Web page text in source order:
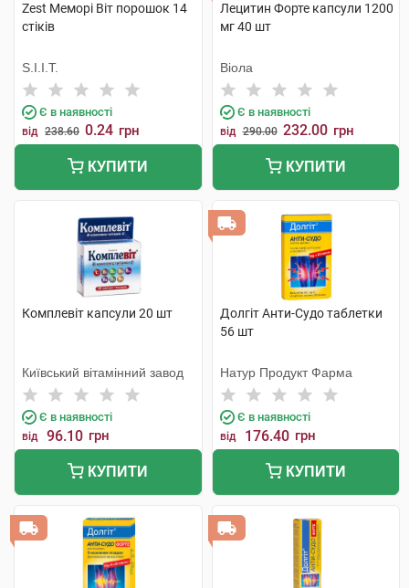
Zest Меморі Віт порошок 14
стіків
S.I.I.T.
Є в наявності
від 238.60 0.24 грн
КУПИТИ
Лецитин Форте капсули 1200
мг 40 шт
Віола
Є в наявності
від 290.00 232.00 грн
КУПИТИ
Комплевіт капсули 20 шт
Київський вітамінний завод
Є в наявності
від 96.10 грн
КУПИТИ
Долгіт Анти-Судо таблетки
56 шт
Натур Продукт Фарма
Є в наявності
від 176.40 грн
КУПИТИ